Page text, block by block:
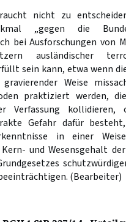
nicht zu
„gegen die
bei Ausforschungen von
ausländischer
sein kann, etwa wenn
Weise
praktiziert werden,
Verfassung kollidieren,
Gefahr dafür
in einer
und Wesensgehalt
(Bearbeiter)